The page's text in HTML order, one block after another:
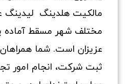
مالکیت هلدینگ لیدینگ
مختلف شهر مسقط آماده
عزیزان است. شما
ثبت شرکت، انجام امور